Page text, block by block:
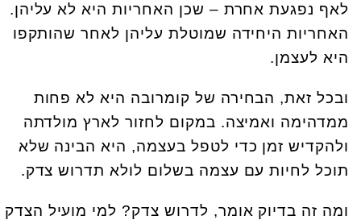
לאף נפגעת אחרת – שכן האחריות היא לא עליהן.
האחריות היחידה שמוטלת עליהן לאחר שהותקפו
היא לעצמן.
ובכל זאת, הבחירה של קומרובה היא לא פחות
ממדהימה ואמיצה. במקום לחזור לארץ מולדתה
ולהקדיש זמן כדי לטפל בעצמה, היא הבינה שלא
תוכל לחיות עם עצמה בשלום לולא תדרוש צדק.
ומה זה בדיוק אומר, לדרוש צדק? למי מועיל הצדק